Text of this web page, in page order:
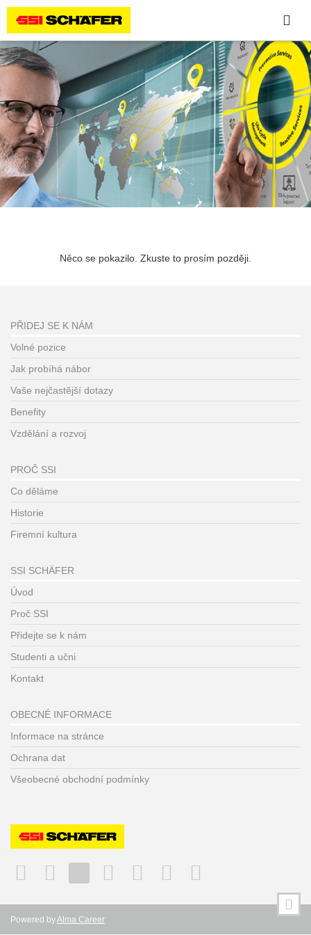
Něco se pokazilo. Zkuste to prosím později.
OBECNÉ INFORMACE
Informace na stránce
Ochrana dat
Všeobecné obchodní podmínky
SSI SCHÄFER
Úvod
Proč SSI
Přidejte se k nám
Studenti a učni
Kontakt
PROČ SSI
Co děláme
Historie
Firemní kultura
PŘIDEJ SE K NÁM
Volné pozice
Jak probíhá nábor
Vaše nejčastější dotazy
Benefity
Vzdělání a rozvoj
Powered byAlma Career